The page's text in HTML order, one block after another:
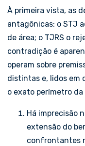
À primeira vista, as
antagônicas: o STJ
de área; o TJRS o
contradição é
operam sobre
distintas e, lidos em
o exato perímetro
Há imprecisão
extensão do
confrontantes